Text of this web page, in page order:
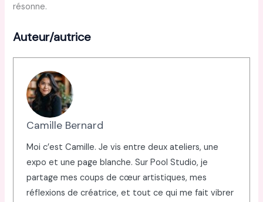
résonne.
Auteur/autrice
Camille Bernard
Moi c’est Camille. Je vis entre deux ateliers, une
expo et une page blanche. Sur Pool Studio, je
partage mes coups de cœur artistiques, mes
réflexions de créatrice, et tout ce qui me fait vibrer